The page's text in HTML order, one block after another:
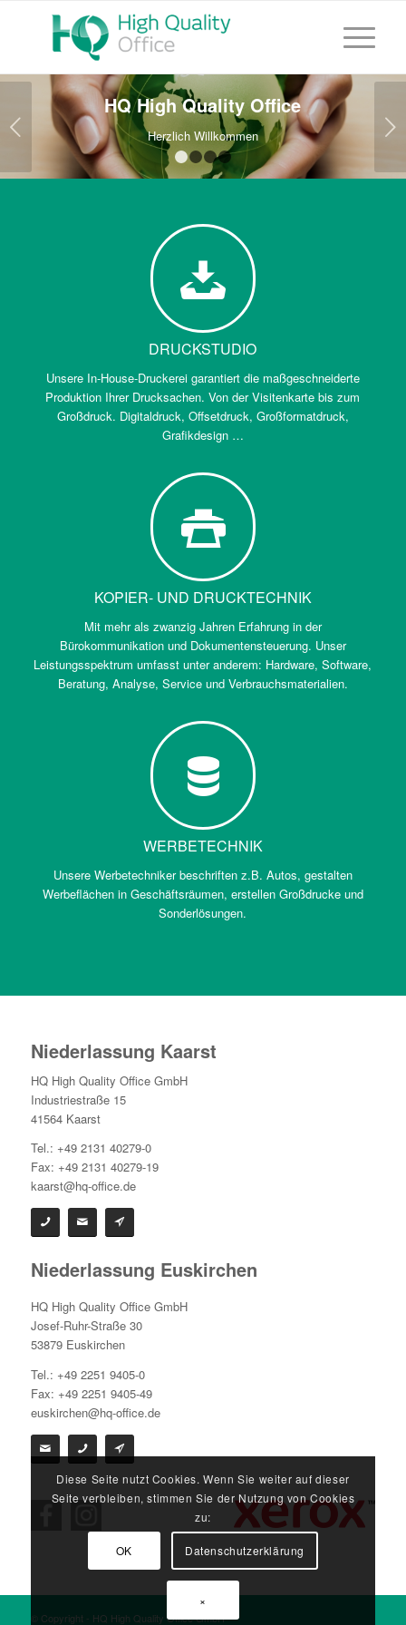
HQ High Quality Office
Herzlich Willkommen Weiter
1 2 3 4
DRUCKSTUDIO
Unsere In-House-Druckerei garantiert die maßgeschneiderte
Produktion Ihrer Drucksachen. Von der Visitenkarte bis zum
Großdruck. Digitaldruck, Offsetdruck, Großformatdruck,
Grafikdesign …
KOPIER- UND DRUCKTECHNIK
Mit mehr als zwanzig Jahren Erfahrung in der
Bürokommunikation und Dokumentensteuerung. Unser
Leistungsspektrum umfasst unter anderem: Hardware, Software,
Beratung, Analyse, Service und Verbrauchsmaterialien.
WERBETECHNIK
Unsere Werbetechniker beschriften z.B. Autos, gestalten
Werbeflächen in Geschäftsräumen, erstellen Großdrucke und
Sonderlösungen.
Niederlassung Kaarst
HQ High Quality Office GmbH
Industriestraße 15
41564 Kaarst
Tel.: +49 2131 40279-0
Fax: +49 2131 40279-19
kaarst@hq-office.de
Niederlassung Euskirchen
HQ High Quality Office GmbH
Josef-Ruhr-Straße 30
53879 Euskirchen
Tel.: +49 2251 9405-0
Fax: +49 2251 9405-49
euskirchen@hq-office.de
© Copyright - HQ High Quality Office GmbH
Diese Seite nutzt Cookies. Wenn Sie weiter auf dieser
Seite verbleiben, stimmen Sie der Nutzung von Cookies
zu:
OK Datenschutzerklärung
×